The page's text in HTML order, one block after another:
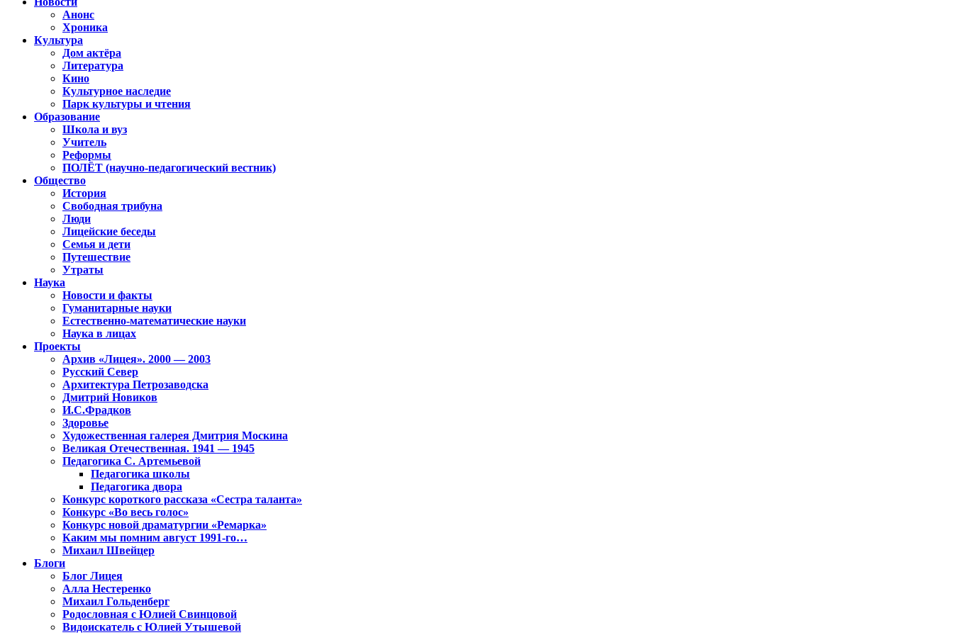
Анонс
Хроника
Культура
Дом актёра
Литература
Кино
Культурное наследие
Парк культуры и чтения
Образование
Школа и вуз
Учитель
Реформы
ПОЛЁТ (научно-педагогический вестник)
Общество
История
Свободная трибуна
Люди
Лицейские беседы
Семья и дети
Путешествие
Утраты
Наука
Новости и факты
Гуманитарные науки
Естественно-математические науки
Наука в лицах
Проекты
Архив «Лицея». 2000 — 2003
Русский Север
Архитектура Петрозаводска
Дмитрий Новиков
И.С.Фрадков
Здоровье
Художественная галерея Дмитрия Москина
Великая Отечественная. 1941 — 1945
Педагогика С. Артемьевой
Педагогика школы
Педагогика двора
Конкурс короткого рассказа «Сестра таланта»
Конкурс «Во весь голос»
Конкурс новой драматургии «Ремарка»
Каким мы помним август 1991-го…
Михаил Швейцер
Блоги
Блог Лицея
Алла Нестеренко
Михаил Гольденберг
Родословная с Юлией Свинцовой
Видоискатель с Юлией Утышевой